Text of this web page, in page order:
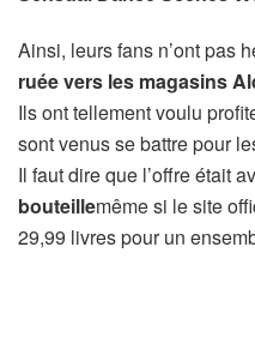
Ainsi, leurs fans n’ont pas
ruée vers les magasins
Ils ont tellement voulu
sont venus se battre pour
Il faut dire que l’offre était
bouteillemême si le site
29,99 livres pour un